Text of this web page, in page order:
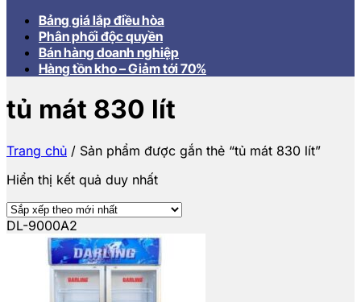
Bảng giá lắp điều hòa
Phân phối độc quyền
Bán hàng doanh nghiệp
Hàng tồn kho – Giảm tới 70%
tủ mát 830 lít
Trang chủ / Sản phẩm được gắn thẻ “tủ mát 830 lít”
Hiển thị kết quả duy nhất
DL-9000A2